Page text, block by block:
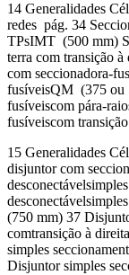
14 Generalidades
redes pág. 34
TPsIMT (500 mm)
terra com transição
com seccionadora-
fusíveisQM (375 ou
fusíveiscom pára-
fusíveiscom
15 Generalidades
disjuntor com
(750 mm) 37
comtransição à
simples
Disjuntor simples